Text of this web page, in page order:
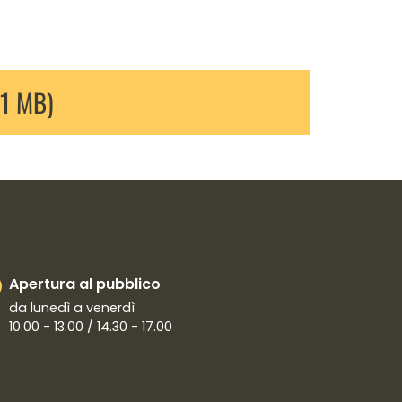
MB)
Apertura al pubblico
da lunedì a venerdì
10.00 - 13.00 / 14.30 - 17.00